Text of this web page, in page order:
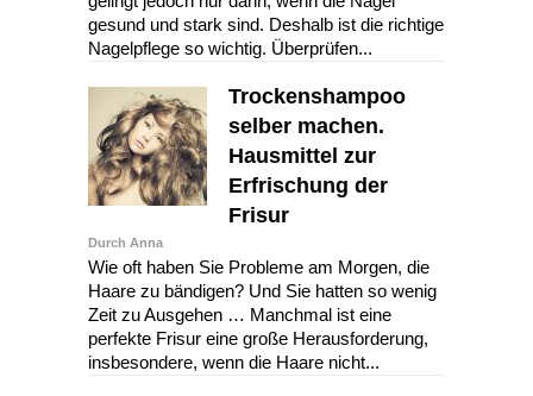
gesund und stark sind. Deshalb ist die richtige
Nagelpflege so wichtig. Überprüfen...
Trockenshampoo
selber machen.
Hausmittel zur
Erfrischung der
Frisur
Durch Anna
Wie oft haben Sie Probleme am Morgen, die
Haare zu bändigen? Und Sie hatten so wenig
Zeit zu Ausgehen … Manchmal ist eine
perfekte Frisur eine große Herausforderung,
insbesondere, wenn die Haare nicht...